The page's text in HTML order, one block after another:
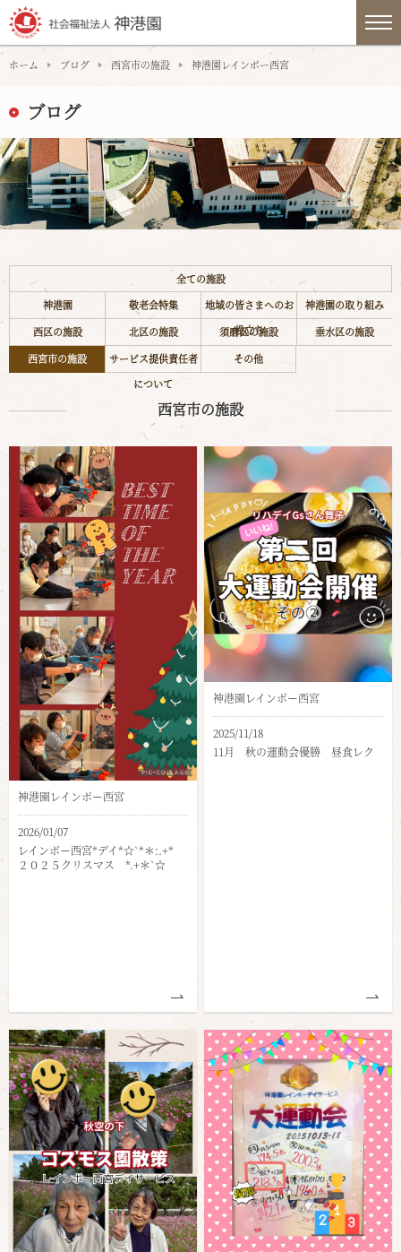
ホーム ブログ 西宮市の施設 神港園レインボー西宮
ブログ
全ての施設
神港園
敬老会特集
地域の皆さまへのお
役立ち
神港園の取り組み
西区の施設
北区の施設 須磨区の施設
垂水区の施設
西宮市の施設
サービス提供責任者
について
その他
西宮市の施設
神港園レインボー西宮
2026/01/07
レインボー西宮*デイ*☆`*＊:.+*
２０２５クリスマス *.+＊`☆
神港園レインボー西宮
2025/11/18
11月 秋の運動会優勝 昼食レク